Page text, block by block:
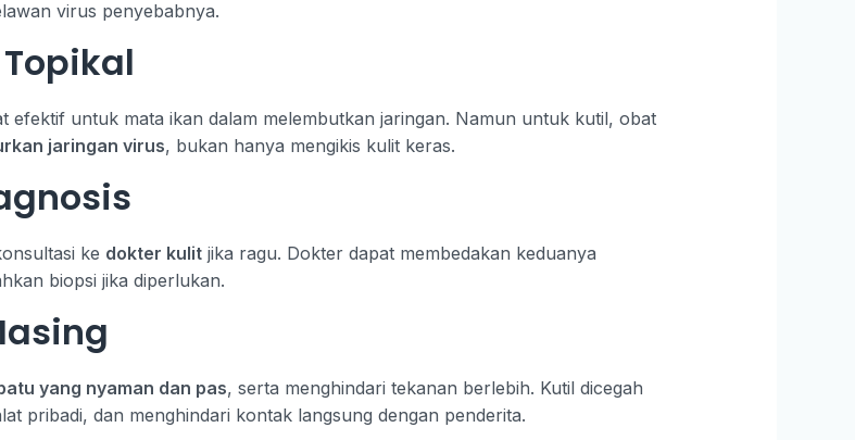
virus penyebabnya.
efektif untuk mata ikan dalam melembutkan jaringan. Namun untuk kutil, obat
jaringan virus, bukan hanya mengikis kulit keras.
ke dokter kulitjika ragu. Dokter dapat membedakan keduanya
biopsi jika diperlukan.
yang nyaman dan pas, serta menghindari tekanan berlebih. Kutil dicegah
pribadi, dan menghindari kontak langsung dengan penderita.